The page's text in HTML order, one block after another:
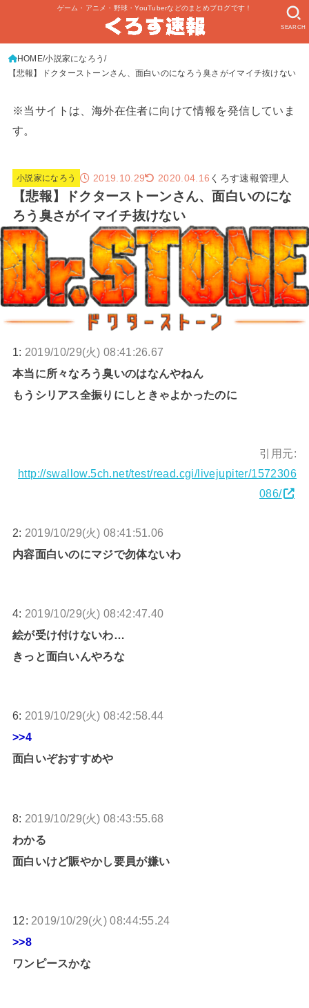
ゲーム・アニメ・野球・YouTuberなどのまとめブログです！
SEARCH
HOME 小説家になろう
【悲報】ドクターストーンさん、面白いのになろう臭さがイマイチ抜けない
※当サイトは、海外在住者に向けて情報を発信していま
す。
小説家になろう 2019.10.29 2020.04.16 くろす速報管理人
【悲報】ドクターストーンさん、面白いのにな
ろう臭さがイマイチ抜けない
1: 2019/10/29(火) 08:41:26.67
本当に所々なろう臭いのはなんやねん
もうシリアス全振りにしときゃよかったのに
引用元:
http://swallow.5ch.net/test/read.cgi/livejupiter/1572306
086/
2: 2019/10/29(火) 08:41:51.06
内容面白いのにマジで勿体ないわ
4: 2019/10/29(火) 08:42:47.40
絵が受け付けないわ…
きっと面白いんやろな
6: 2019/10/29(火) 08:42:58.44
>>4
面白いぞおすすめや
8: 2019/10/29(火) 08:43:55.68
わかる
面白いけど賑やかし要員が嫌い
12: 2019/10/29(火) 08:44:55.24
>>8
ワンピースかな